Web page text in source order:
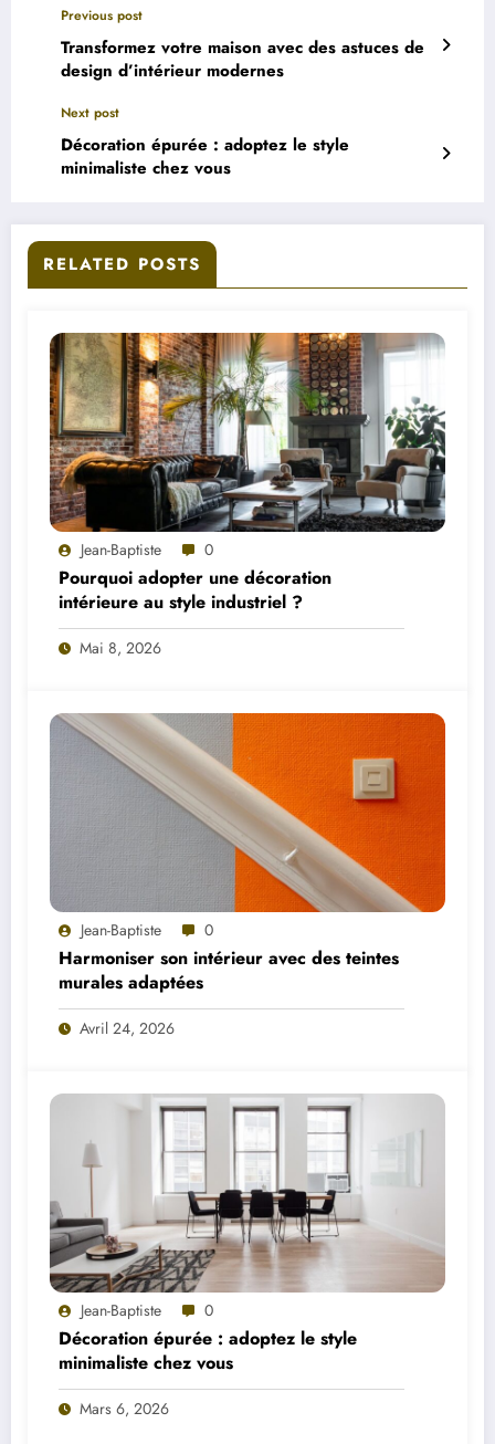
Previous post
Transformez votre maison avec des astuces de
design d’intérieur modernes
Next post
Décoration épurée : adoptez le style
minimaliste chez vous
RELATED POSTS
Jean-Baptiste 0
Pourquoi adopter une décoration
intérieure au style industriel ?
Mai 8, 2026
Jean-Baptiste 0
Harmoniser son intérieur avec des teintes
murales adaptées
Avril 24, 2026
Jean-Baptiste 0
Décoration épurée : adoptez le style
minimaliste chez vous
Mars 6, 2026